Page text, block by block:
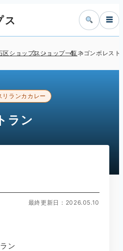
ス ☰
区ショップスショップ一覧ネゴンボレスト
リランカカレー
ラン
最終更新日：2026.05.10
ン